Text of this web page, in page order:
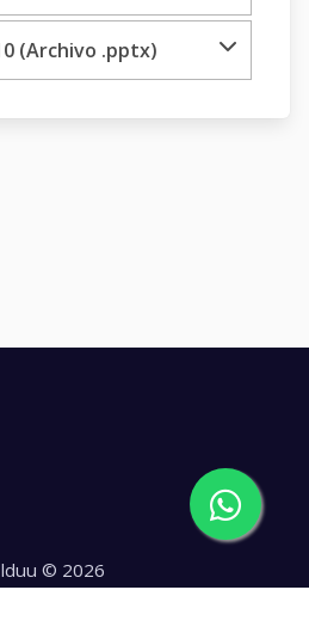
(Archivo .pptx)
© 2026